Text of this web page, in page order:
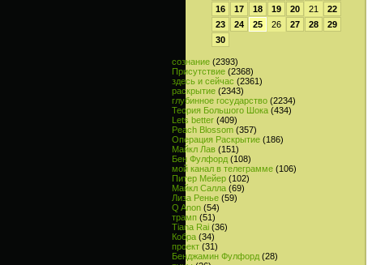
16
17 18 19 20 21
22
23
24 25 26 27 28
29
30
сознание (2393)
Присутствие (2368)
здесь и сейчас (2361)
раскрытие (2343)
глубинное государство (2234)
Теория Большого Шока (434)
Lets better (409)
Peach Blossom (357)
Операция Раскрытие (186)
Майкл Лав (151)
Бен Фулфорд (108)
мой канал в телеграмме (106)
Питер Мейер (102)
Майкл Салла (69)
Лиза Ренье (59)
Q Anon (54)
трамп (51)
Tiana Rai (36)
Кобра (34)
проект (31)
Бенджамин Фулфорд (28)